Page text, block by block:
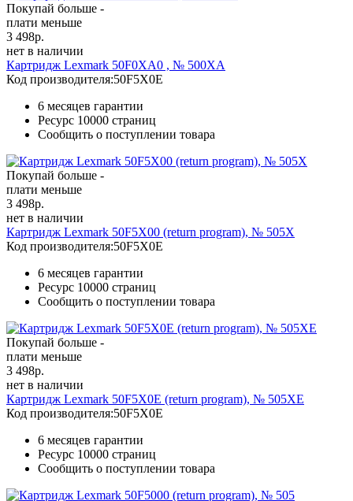
Покупай больше -
плати меньше
3 498р.
нет в наличии
Картридж Lexmark 50F0XA0 , № 500XA
Код производителя:50F5X0E
6 месяцев гарантии
Ресурс 10000 страниц
Сообщить о поступлении товара
Покупай больше -
плати меньше
3 498р.
нет в наличии
Картридж Lexmark 50F5X00 (return program), № 505X
Код производителя:50F5X0E
6 месяцев гарантии
Ресурс 10000 страниц
Сообщить о поступлении товара
Покупай больше -
плати меньше
3 498р.
нет в наличии
Картридж Lexmark 50F5X0E (return program), № 505XE
Код производителя:50F5X0E
6 месяцев гарантии
Ресурс 10000 страниц
Сообщить о поступлении товара